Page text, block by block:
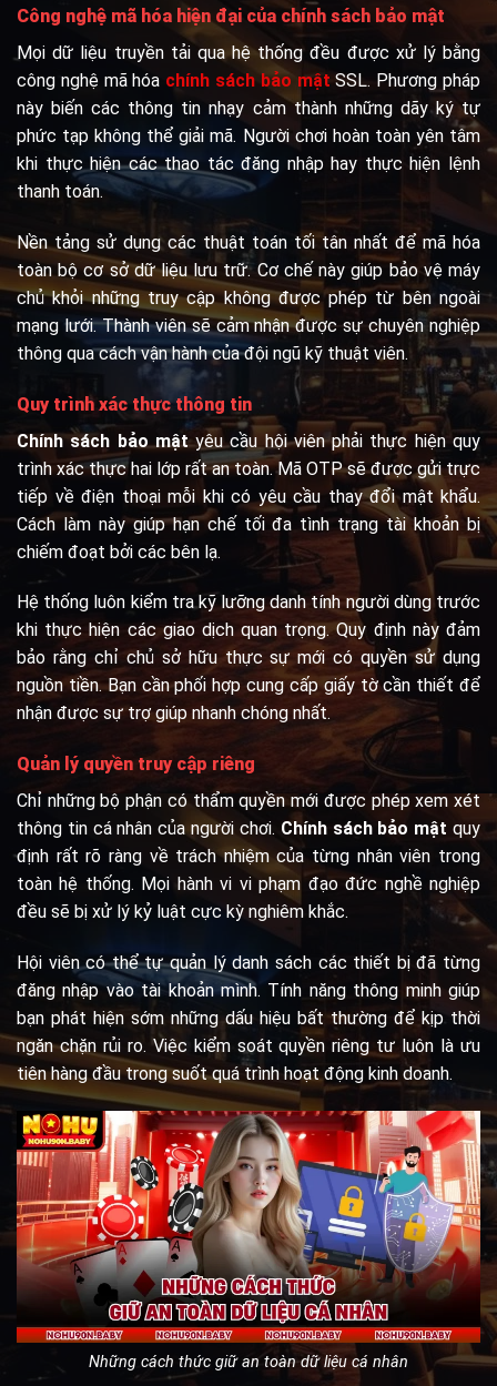
Công nghệ mã hóa hiện đại của chính sách bảo mật
Mọi dữ liệu truyền tải qua hệ thống đều được xử lý bằng
công nghệ mã hóa chính sách bảo mật SSL. Phương pháp
này biến các thông tin nhạy cảm thành những dãy ký tự
phức tạp không thể giải mã. Người chơi hoàn toàn yên tâm
khi thực hiện các thao tác đăng nhập hay thực hiện lệnh
thanh toán.
Nền tảng sử dụng các thuật toán tối tân nhất để mã hóa
toàn bộ cơ sở dữ liệu lưu trữ. Cơ chế này giúp bảo vệ máy
chủ khỏi những truy cập không được phép từ bên ngoài
mạng lưới. Thành viên sẽ cảm nhận được sự chuyên nghiệp
thông qua cách vận hành của đội ngũ kỹ thuật viên.
Quy trình xác thực thông tin
Chính sách bảo mậtyêu cầu hội viên phải thực hiện quy
trình xác thực hai lớp rất an toàn. Mã OTP sẽ được gửi trực
tiếp về điện thoại mỗi khi có yêu cầu thay đổi mật khẩu.
Cách làm này giúp hạn chế tối đa tình trạng tài khoản bị
chiếm đoạt bởi các bên lạ.
Hệ thống luôn kiểm tra kỹ lưỡng danh tính người dùng trước
khi thực hiện các giao dịch quan trọng. Quy định này đảm
bảo rằng chỉ chủ sở hữu thực sự mới có quyền sử dụng
nguồn tiền. Bạn cần phối hợp cung cấp giấy tờ cần thiết để
nhận được sự trợ giúp nhanh chóng nhất.
Quản lý quyền truy cập riêng
Chỉ những bộ phận có thẩm quyền mới được phép xem xét
thông tin cá nhân của người chơi. Chính sách bảo mật quy
định rất rõ ràng về trách nhiệm của từng nhân viên trong
toàn hệ thống. Mọi hành vi vi phạm đạo đức nghề nghiệp
đều sẽ bị xử lý kỷ luật cực kỳ nghiêm khắc.
Hội viên có thể tự quản lý danh sách các thiết bị đã từng
đăng nhập vào tài khoản mình. Tính năng thông minh giúp
bạn phát hiện sớm những dấu hiệu bất thường để kịp thời
ngăn chặn rủi ro. Việc kiểm soát quyền riêng tư luôn là ưu
tiên hàng đầu trong suốt quá trình hoạt động kinh doanh.
Những cách thức giữ an toàn dữ liệu cá nhân